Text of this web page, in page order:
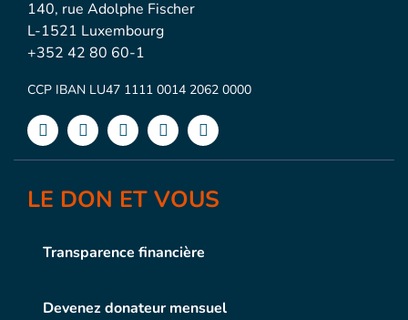
140, rue Adolphe Fischer
L-1521 Luxembourg
+352 42 80 60-1
CCP IBAN LU47 1111 0014 2062 0000
LE DON ET VOUS
Transparence financière
Devenez donateur mensuel